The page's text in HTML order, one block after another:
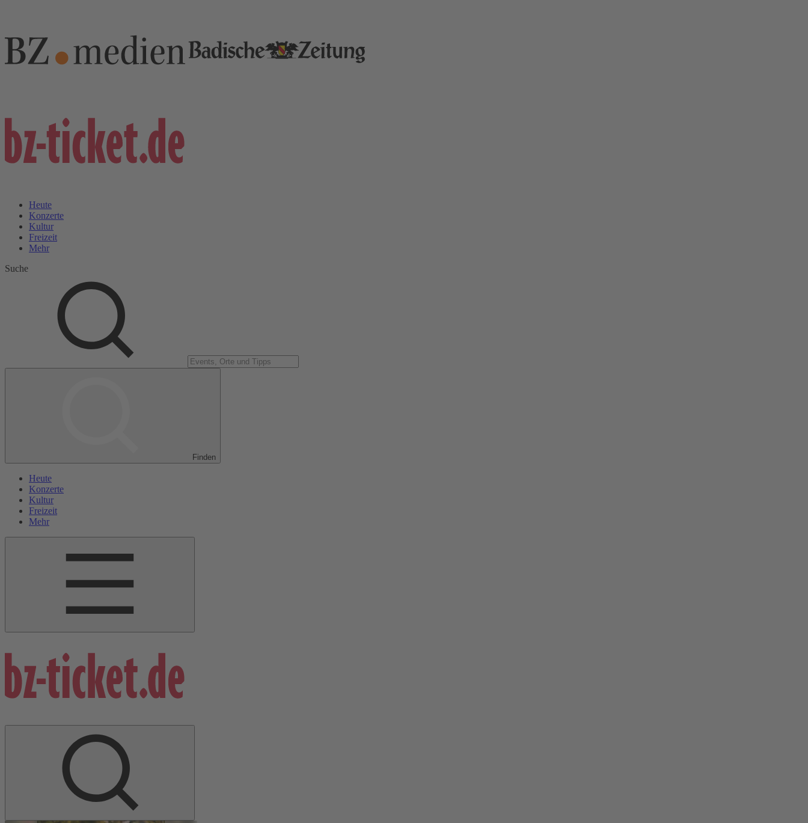
Heute
Konzerte
Kultur
Freizeit
Mehr
Suche
Finden
Heute
Konzerte
Kultur
Freizeit
Mehr